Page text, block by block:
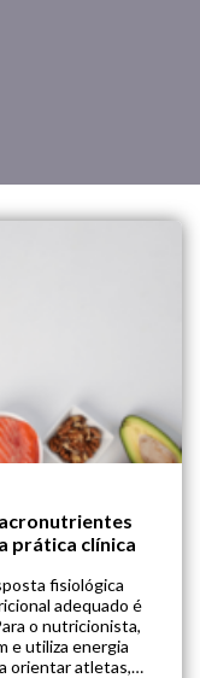
prática clínica
fisiológica
adequado é
o nutricionista,
e utiliza energia
orientar atletas,